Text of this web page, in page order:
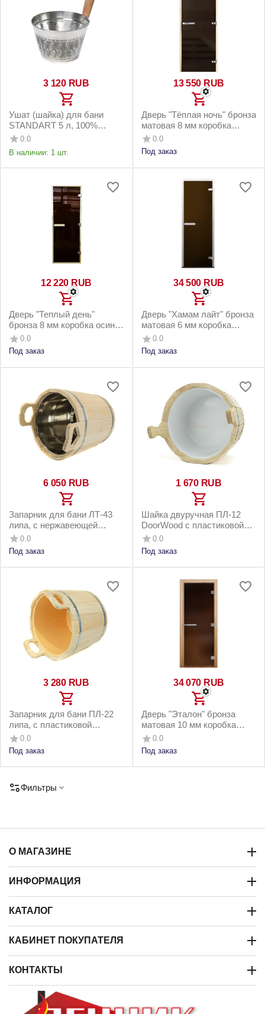
3 120 RUB
Ушат (шайка) для бани
STANDART 5 л, 100%
алюминий, ручка - бук
0.0
В наличии: 1 шт.
13 550 RUB
Дверь "Тёплая ночь" бронза
матовая 8 мм коробка
осина, 3 петли
0.0
Под заказ
12 220 RUB
Дверь "Теплый день"
бронза 8 мм коробка осина,
3 петли
0.0
Под заказ
34 500 RUB
Дверь "Хамам лайт" бронза
матовая 6 мм коробка
алюминиевая, 2 петли
0.0
Под заказ
6 050 RUB
Запарник для бани ЛТ-43
липа, с нержавеющей
вставкой 20 литров
0.0
Под заказ
1 670 RUB
Шайка двуручная ПЛ-12
DoorWood с пластиковой
вставкой 8 литров липа
0.0
Под заказ
3 280 RUB
Запарник для бани ПЛ-22
липа, с пластиковой
вставкой 20 литров
0.0
Под заказ
34 070 RUB
Дверь "Эталон" бронза
матовая 10 мм коробка
лиственная усиленная, 3
петли
0.0
Под заказ
Фильтры
О МАГАЗИНЕ
ИНФОРМАЦИЯ
КАТАЛОГ
КАБИНЕТ ПОКУПАТЕЛЯ
КОНТАКТЫ